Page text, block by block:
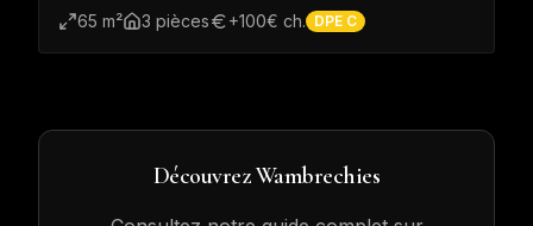
65 m² 3 pièces +100€ ch. DPE C
DécouvrezWambrechies